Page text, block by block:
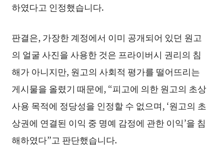
하였다고 인정했습니다.
판결은, 가장한 계정에서 이미 공개되어 있던 원고
의 얼굴 사진을 사용한 것은 프라이버시 권리의 침
해가 아니지만, 원고의 사회적 평가를 떨어뜨리는
게시물을 올렸기 때문에, “피고에 의한 원고의 초상
사용 목적에 정당성을 인정할 수 없으며, ‘원고의 초
상권에 연결된 이익 중 명예 감정에 관한 이익’을 침
해하였다”고 판단했습니다.